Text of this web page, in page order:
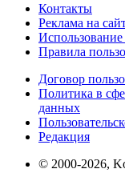
Контакты
Реклама на
Использование
Правила
Договор
Политика в
данных
Редакция
© 2000-2026,